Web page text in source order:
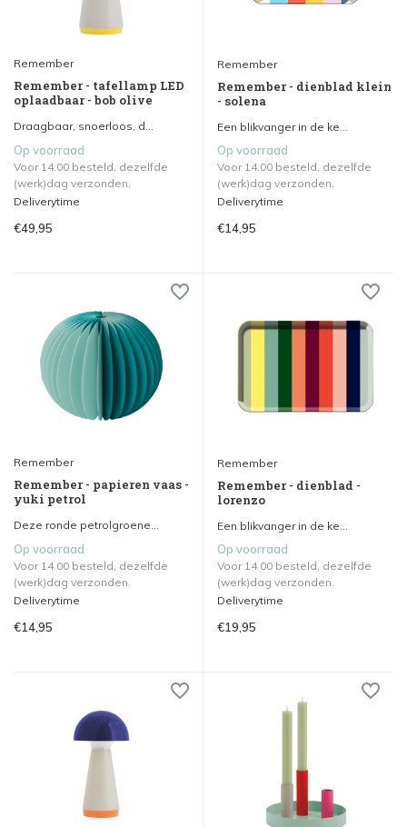
Remember
Remember - tafellamp LED
oplaadbaar - bob olive
Draagbaar, snoerloos, d...
Op voorraad
Voor 14.00 besteld, dezelfde
(werk)dag verzonden.
Deliverytime
€49,95
Remember
Remember - dienblad klein
- solena
Een blikvanger in de ke...
Op voorraad
Voor 14.00 besteld, dezelfde
(werk)dag verzonden.
Deliverytime
€14,95
Remember
Remember - papieren vaas -
yuki petrol
Deze ronde petrolgroene...
Op voorraad
Voor 14.00 besteld, dezelfde
(werk)dag verzonden.
Deliverytime
€14,95
Remember
Remember - dienblad -
lorenzo
Een blikvanger in de ke...
Op voorraad
Voor 14.00 besteld, dezelfde
(werk)dag verzonden.
Deliverytime
€19,95